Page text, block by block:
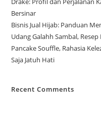
Bersinar
Bisnis Jual Hijab: Panduan
Udang Galahh Sambal,
Pancake Souffle, Rahasia
Saja Jatuh Hati
Recent Comments